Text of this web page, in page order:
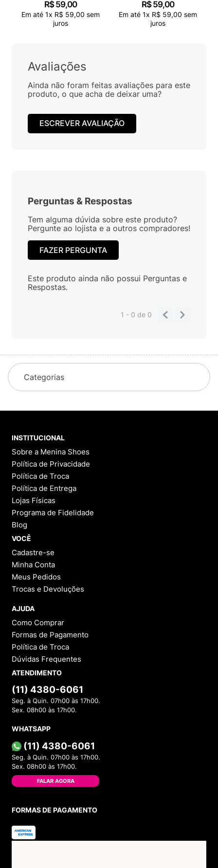
R$ 59,00
Em até 1x R$ 59,00 sem
juros
R$ 59,00
Em até 1x R$ 59,00 sem
juros
Avaliações
Ainda não foram feitas avaliações para este
produto, o que acha de deixar uma?
ESCREVER AVALIAÇÃO
Perguntas & Respostas
Tem alguma dúvida sobre este produto?
Pergunte ao lojista e a outros compradores!
FAZER PERGUNTA
Este produto ainda não possui Perguntas e
Respostas.
1 - 0de 0
Categorias
INSTITUCIONAL
Sobre a Menina Shoes
Política de Privacidade
Política de Troca
Política de Entrega
Lojas Físicas
Programa de Fidelidade
Blog
VOCÊ
Cadastre-se
Minha Conta
Meus Pedidos
Trocas e Devoluções
AJUDA
Como Comprar
Formas de Pagamento
Política de Troca
Dúvidas Frequentes
ATENDIMENTO
(11) 4380-6061
Seg. à Quin. 07h00 às 17h00.
Sex. 08h00 às 17h00.
WHATSAPP
(11) 4380-6061
Seg. à Quin. 07h00 às 17h00.
Sex. 08h00 às 17h00.
FALAR AGORA
FORMAS DE PAGAMENTO